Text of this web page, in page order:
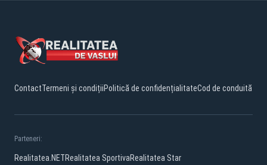
ContactTermeni și condițiiPolitică de confidențialitateCod de conduită
Parteneri:
Realitatea.NETRealitatea SportivaRealitatea Star